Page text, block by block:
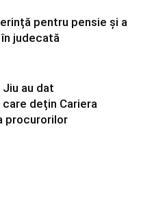
pentru pensie și a
judecată
au dat
dețin Cariera
procurorilor